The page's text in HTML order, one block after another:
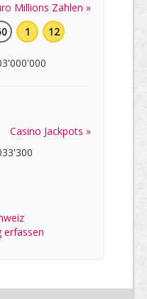
Millions Zahlen »
1 12
Casino Jackpots »
erfassen